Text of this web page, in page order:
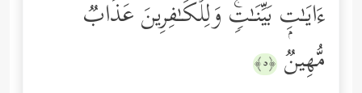
ءَایَـٰتِۭ بَیِّنَـٰتࣲۚ وَلِلۡكَـٰفِرِینَ عَذَابࣱ
مُّهِینࣱ ﴿٥﴾